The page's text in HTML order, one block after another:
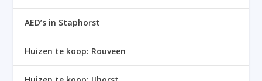
AED’s in Staphorst
Huizen te koop: Rouveen